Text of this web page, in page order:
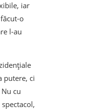
iar
o
l-au
putere, ci
cu